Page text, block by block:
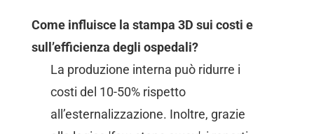
Come influisce la stampa 3D sui costi e
sull’efficienza degli ospedali?
La produzione interna può ridurre i
costi del 10-50% rispetto
all’esternalizzazione. Inoltre, grazie